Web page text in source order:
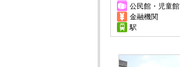
公民館・児童館
金融機関
駅